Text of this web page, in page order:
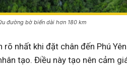
đường bờ biển dài hơn 180 km
rõ nhất khi đặt chân đến Phú
tạo. Điều này tạo nên cảm